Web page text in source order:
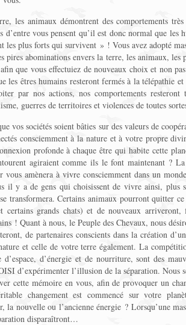
les animaux démontrent des comportements
d’entre vous pensent qu’il est donc normal que les
les plus forts qui survivent » ! Vous avez adopté
pires abominations envers la terre, les animaux, les
que vous effectuiez de nouveaux choix et non
les êtres humains resteront fermés à la télépathie et
par nos actions, nos comportements
guerres de territoires et violences de toutes
vos sociétés soient bâties sur des valeurs de
consciemment à la nature et à votre propre
profonde à chaque être qui habite cette
agiraient comme ils le font maintenant ? La
vous amènera à vivre consciemment dans un
il y a de gens qui choisissent de vivre ainsi, plus
transformera. Certains animaux pourront quitter
certains grands chats) et de nouveaux arriveront,
! Quant à nous, le Peuple des Chevaux, nous
de partenaires conscients dans la création
et celle de votre terre également. La
d’énergie et de nourriture, sont des
d’expérimenter l’illusion de la séparation. Nous
cette mémoire en vous, afin de provoquer un
changement est commencé sur votre
la nouvelle ou l’ancienne énergie ? Lorsqu’une
disparaîtront…